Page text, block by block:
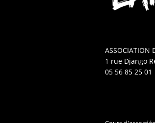
ASSOCIATION
1 rue Django
05 56 85 25